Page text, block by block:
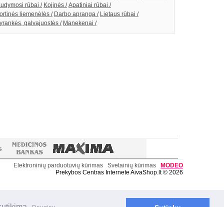
rūbai / Kojinės / Apatiniai rūbai /
liemenėlės / Darbo apranga / Lietaus rūbai /
galvajuostės / Manekenai /
Elektroninių parduotuvių kūrimas Svetainių kūrimas MODEO
Prekybos Centras Internete AivaShop.lt © 2026